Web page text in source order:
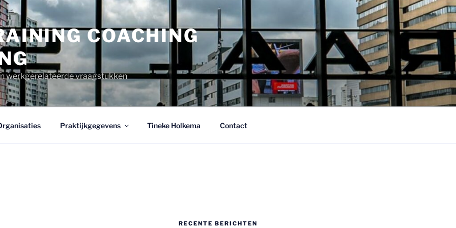
COACHING
werkgerelateerde vraagstukken
Praktijkgegevens Tineke Holkema Contact
RECENTE BERICHTEN